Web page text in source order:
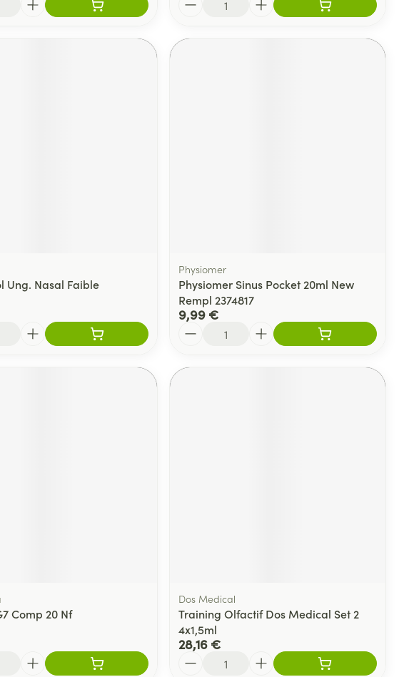
Ung. Nasal Faible
Physiomer
Physiomer Sinus Pocket 20ml New
Rempl 2374817
9,99 €
Comp 20 Nf
Dos Medical
Training Olfactif Dos Medical Set 2
4x1,5ml
28,16 €